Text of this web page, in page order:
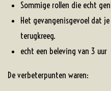
Sommige rollen die echt
Het gevangenisgevoel dat
terugkreeg.
echt een beleving van 3 uur
De verbeterpunten waren: